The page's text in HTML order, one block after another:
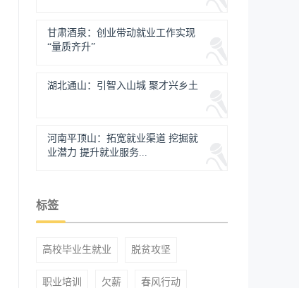
甘肃酒泉：创业带动就业工作实现
“量质齐升”
湖北通山：引智入山城 聚才兴乡土
河南平顶山：拓宽就业渠道 挖掘就
业潜力 提升就业服务...
标签
高校毕业生就业 脱贫攻坚
职业培训 欠薪 春风行动